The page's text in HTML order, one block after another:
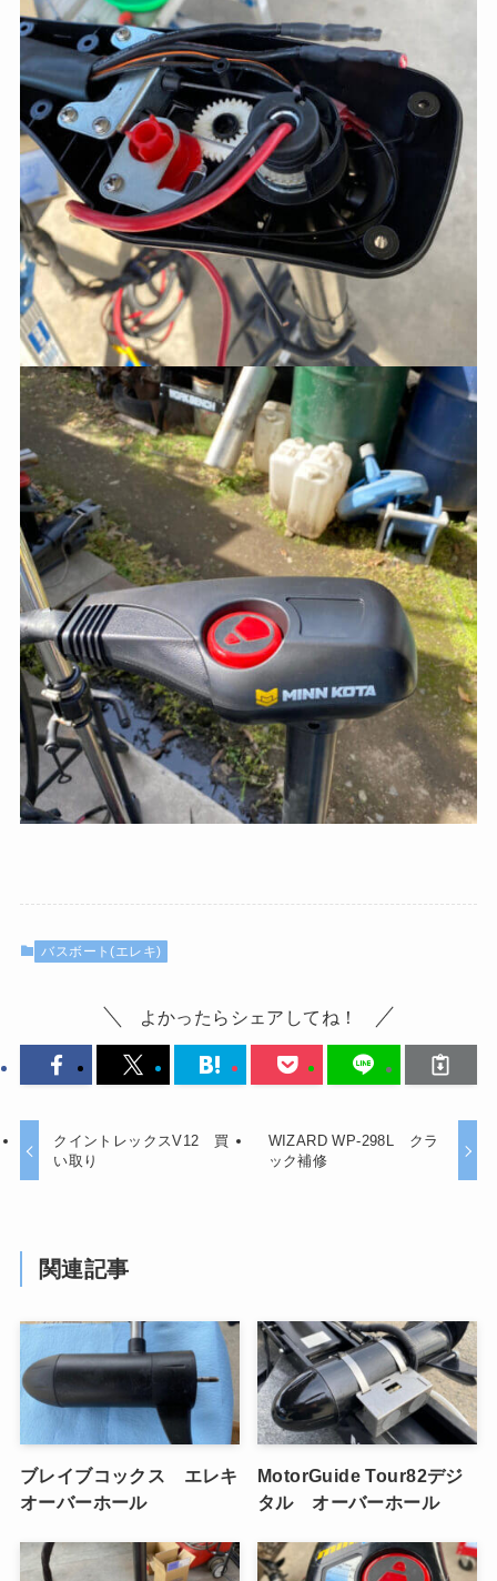
バスボート(エレキ)
よかったらシェアしてね！
クイントレックスV12 買
い取り
WIZARD WP-298L クラ
ック補修
関連記事
ブレイブコックス エレキ
オーバーホール
MotorGuide Tour82デジ
タル オーバーホール